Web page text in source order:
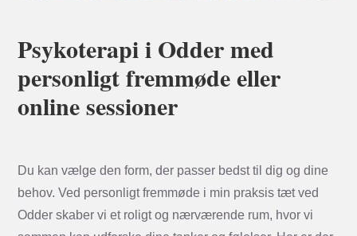
Psykoterapi i Odder med
personligt fremmøde eller
online sessioner
Du kan vælge den form, der passer bedst til dig og dine
behov. Ved personligt fremmøde i min praksis tæt ved
Odder skaber vi et roligt og nærværende rum, hvor vi